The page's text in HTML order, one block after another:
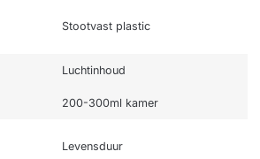
Stootvast plastic
Luchtinhoud
200-300ml kamer
Levensduur